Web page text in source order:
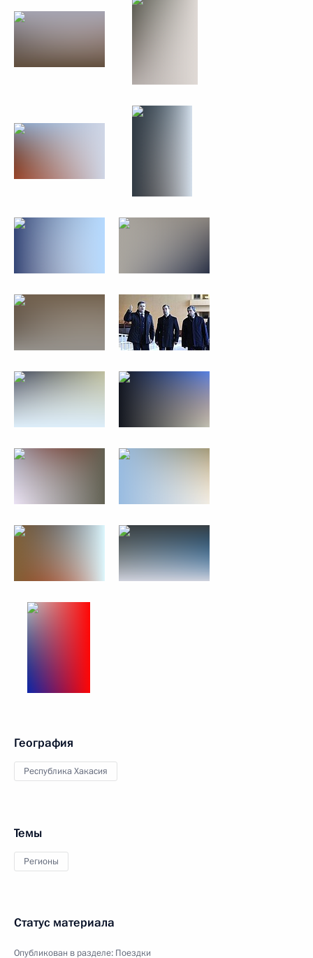
География
Республика Хакасия
Темы
Регионы
Статус материала
Опубликован в разделе: Поездки